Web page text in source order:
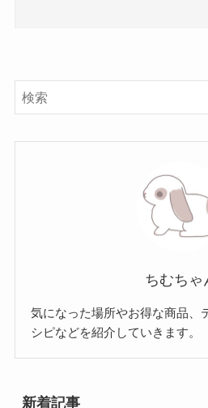
ちむちゃ
気になった場所やお得な商品、
シピなどを紹介していきます。
新着記事